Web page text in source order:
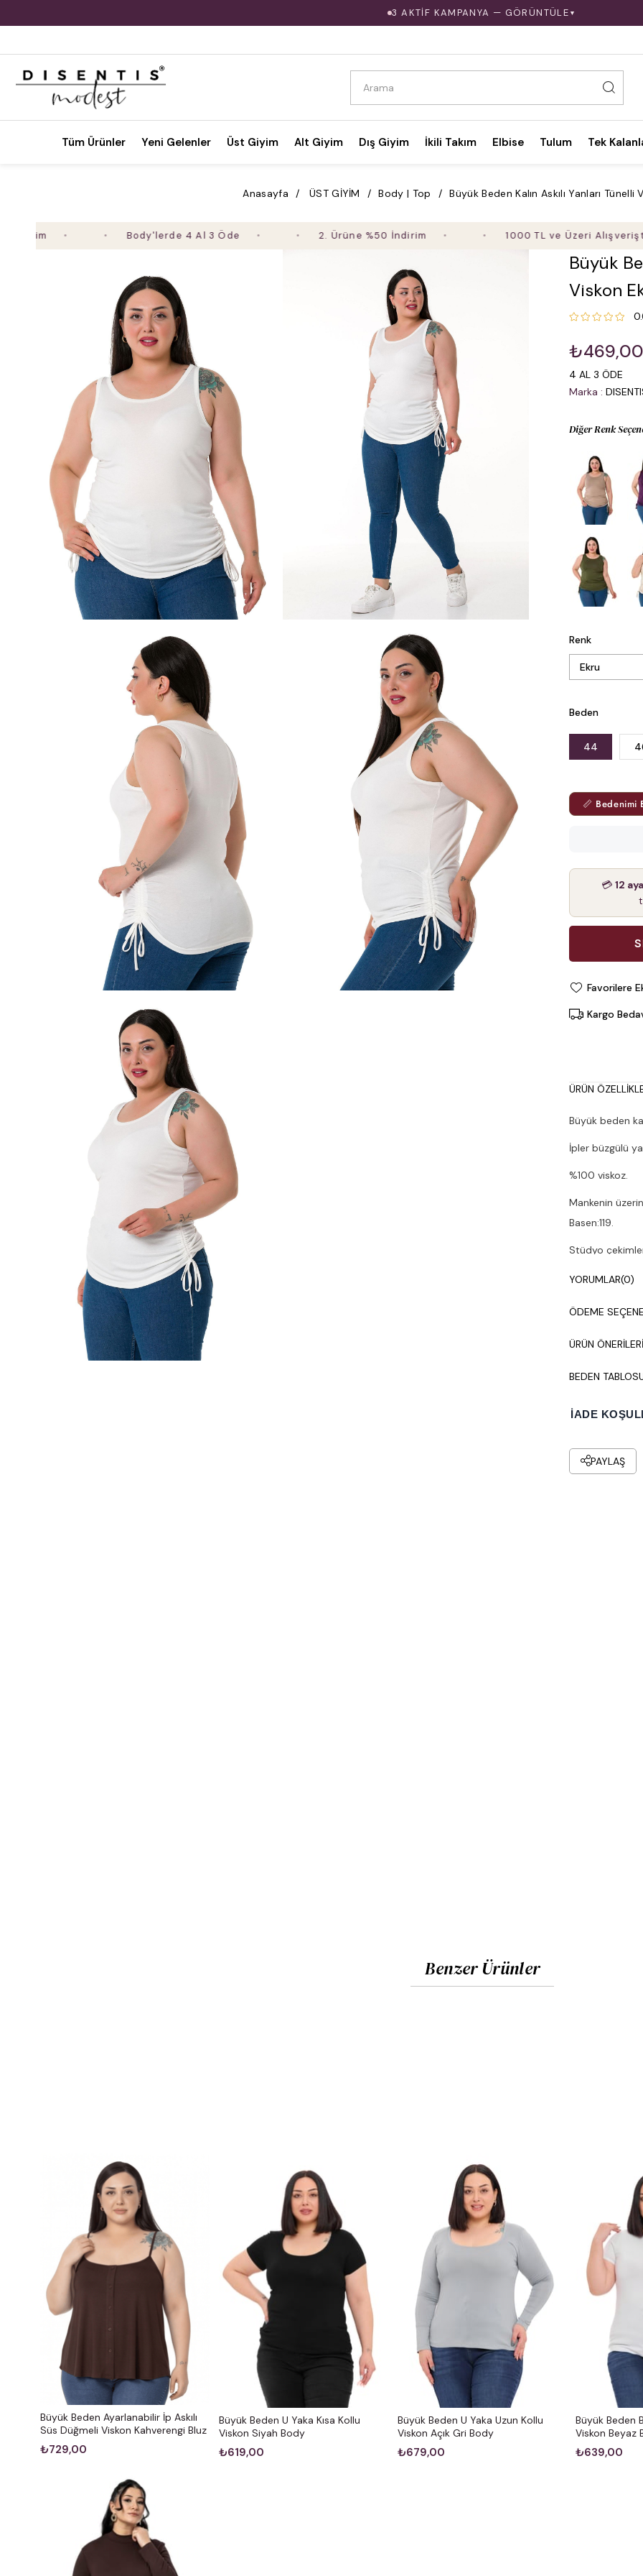
3 AKTİF KAMPANYA — GÖRÜNTÜLE ▼
Tüm Ürünler Yeni Gelenler Üst Giyim Alt Giyim Dış Giyim İkili Takım Elbise Tulum Tek
Anasayfa ÜST GİYİM Body | Top Büyük Beden Kalın Askılı Yanları
Body'lerde 4 Al 3 Öde 2. Ürüne %50 İndirim 1000 TL ve Üzeri Alışverişte
Büyük
Viskon
₺469,00
4 AL 3 ÖDE
Marka :
Diğer Renk
Renk
Beden
44
📏 Bedenimi
💳12
Favorilere
Kargo
ÜRÜN
Büyük beden
İpler büzgülü ya
%100 viskoz.
Mankenin
Basen:119.
Stüdyo
Çamaşır
YORUMLAR(0)
ÖDEME
ÜRÜN ÖNERILERI
BEDEN
İADE
PAYLAŞ
Benzer Ürünler
Büyük Beden Ayarlanabilir İp Askılı
Süs Düğmeli Viskon Kahverengi Bluz
₺729,00
Büyük Beden U Yaka Kısa Kollu
Viskon Siyah Body
₺619,00
Büyük Beden U Yaka Uzun Kollu
Viskon Açık Gri Body
₺679,00
Büyük Beden
Viskon Beyaz
₺639,00